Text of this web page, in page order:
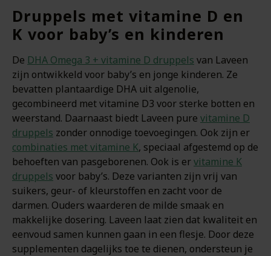
Druppels met vitamine D en
K voor baby’s en kinderen
De DHA Omega 3 + vitamine D druppels van Laveen
zijn ontwikkeld voor baby’s en jonge kinderen. Ze
bevatten plantaardige DHA uit algenolie,
gecombineerd met vitamine D3 voor sterke botten en
weerstand. Daarnaast biedt Laveen pure vitamine D
druppels zonder onnodige toevoegingen. Ook zijn er
combinaties met vitamine K, speciaal afgestemd op de
behoeften van pasgeborenen. Ook is ervitamine K
druppels voor baby’s. Deze varianten zijn vrij van
suikers, geur- of kleurstoffen en zacht voor de
darmen. Ouders waarderen de milde smaak en
makkelijke dosering. Laveen laat zien dat kwaliteit en
eenvoud samen kunnen gaan in een flesje. Door deze
supplementen dagelijks toe te dienen, ondersteun je